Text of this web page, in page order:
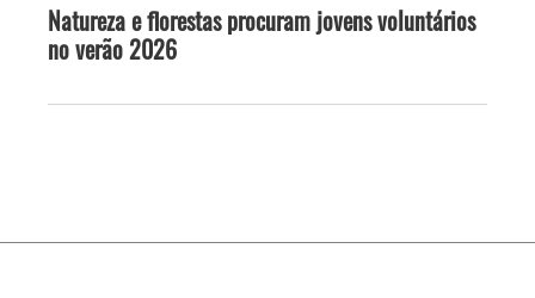
Natureza e florestas procuram jovens voluntários
no verão 2026